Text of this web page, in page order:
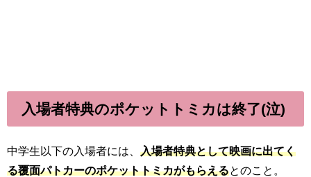
入場者特典のポケットトミカは終了(泣)
中学生以下の入場者には、 入場者特典として映画に出てく
る覆面パトカーのポケットトミカがもらえるとのこと。